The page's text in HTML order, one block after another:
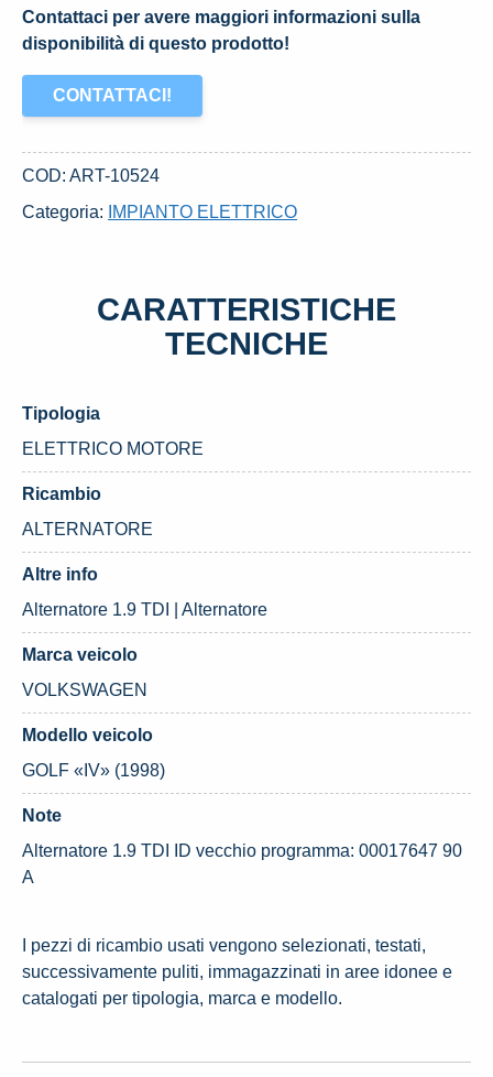
Contattaci per avere maggiori informazioni sulla
disponibilità di questo prodotto!
CONTATTACI!
COD: ART-10524
Categoria:
IMPIANTO ELETTRICO
CARATTERISTICHE
TECNICHE
Tipologia
ELETTRICO MOTORE
Ricambio
ALTERNATORE
Altre info
Alternatore 1.9 TDI | Alternatore
Marca veicolo
VOLKSWAGEN
Modello veicolo
GOLF «IV» (1998)
Note
Alternatore 1.9 TDI ID vecchio programma: 00017647 90
A
I pezzi di ricambio usati vengono selezionati, testati,
successivamente puliti, immagazzinati in aree idonee e
catalogati per tipologia, marca e modello.